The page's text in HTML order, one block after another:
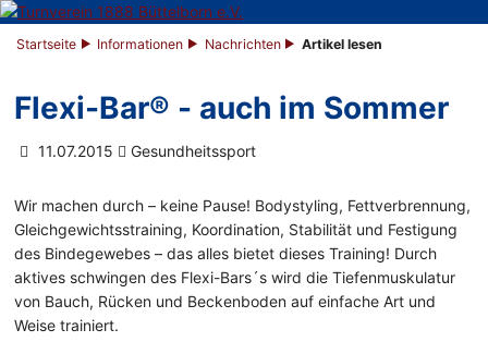
Startseite Informationen Nachrichten Artikel lesen
Flexi-Bar® - auch im Sommer
11.07.2015 Gesundheitssport
Wir machen durch – keine Pause! Bodystyling, Fettverbrennung,
Gleichgewichtsstraining, Koordination, Stabilität und Festigung
des Bindegewebes – das alles bietet dieses Training! Durch
aktives schwingen des Flexi-Bars´s wird die Tiefenmuskulatur
von Bauch, Rücken und Beckenboden auf einfache Art und
Weise trainiert.